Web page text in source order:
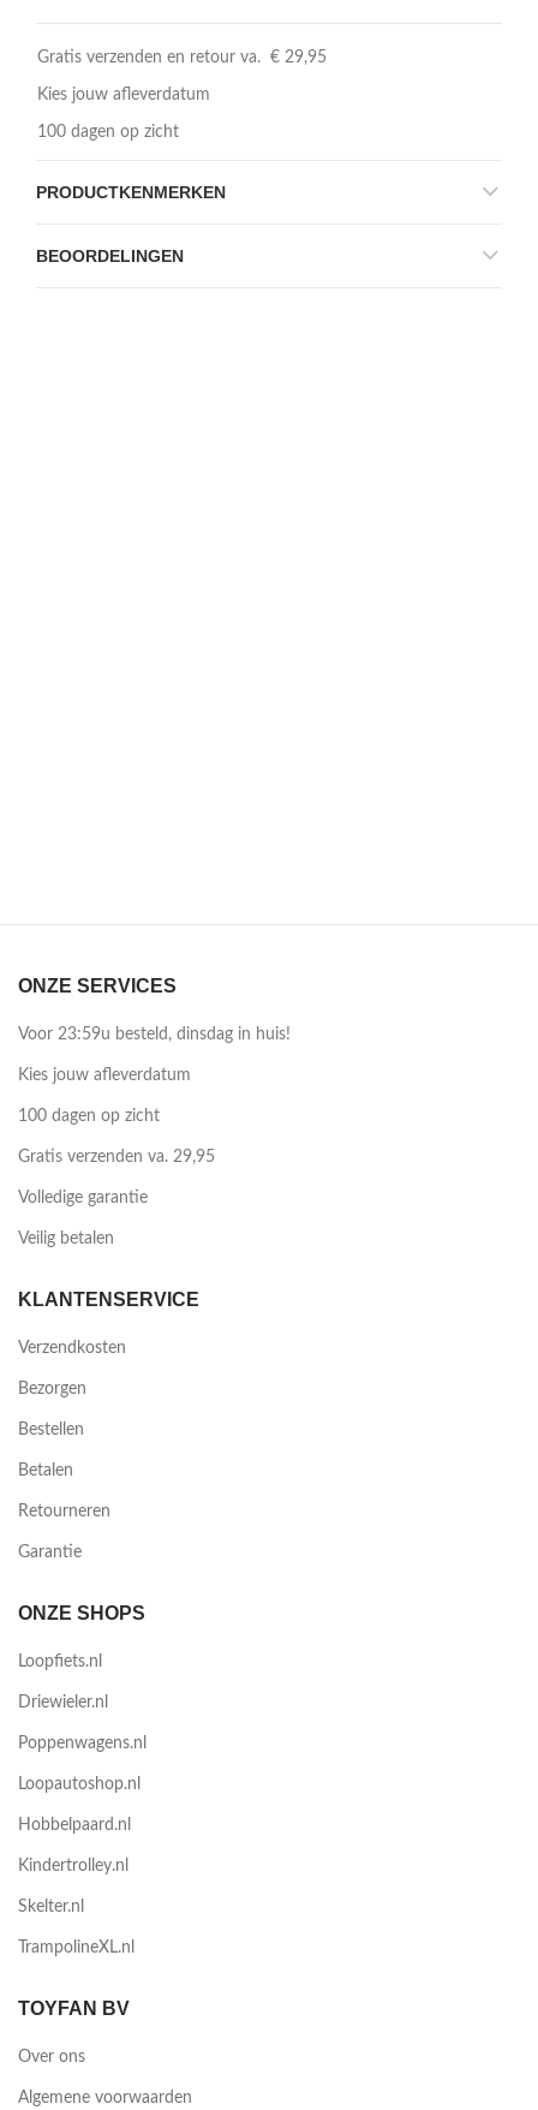
Gratis verzenden en retour va. € 29,95
Kies jouw afleverdatum
100 dagen op zicht
PRODUCTKENMERKEN
BEOORDELINGEN
ONZE SERVICES
Voor 23:59u besteld, dinsdag in huis!
Kies jouw afleverdatum
100 dagen op zicht
Gratis verzenden va. 29,95
Volledige garantie
Veilig betalen
KLANTENSERVICE
Verzendkosten
Bezorgen
Bestellen
Betalen
Retourneren
Garantie
ONZE SHOPS
Loopfiets.nl
Driewieler.nl
Poppenwagens.nl
Loopautoshop.nl
Hobbelpaard.nl
Kindertrolley.nl
Skelter.nl
TrampolineXL.nl
TOYFAN BV
Over ons
Algemene voorwaarden